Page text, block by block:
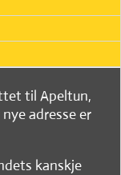
til Apeltun,
adresse er
kanskje